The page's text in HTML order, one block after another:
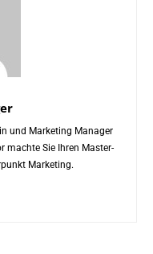
und Marketing Manager
machte Sie Ihren Master-
Marketing.